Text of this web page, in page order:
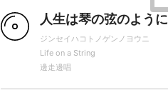
人生は琴の弦のように
ジンセイハコトノゲンノヨウニ
Life on a String
邊走邊唱